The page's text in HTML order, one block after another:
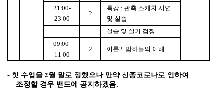
21:00-
23:00
2
특강 : 관측 스케치 시연
및 실습
실습 및 실기 검정
09:00-
11:00
2 이론2. 밤하늘의 이해
- 첫 수업을 2월 말로 정했으나 만약 신종코로나로 인하여
조정할 경우 밴드에 공지하겠음.